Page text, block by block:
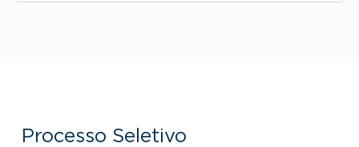
Processo Seletivo